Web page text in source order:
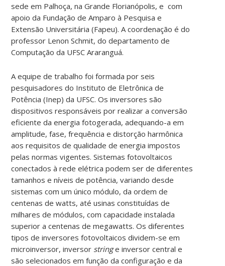
sede em Palhoça, na Grande Florianópolis, e com
apoio da Fundação de Amparo à Pesquisa e
Extensão Universitária (Fapeu). A coordenação é do
professor Lenon Schmit, do departamento de
Computação da UFSC Araranguá.
A equipe de trabalho foi formada por seis
pesquisadores do Instituto de Eletrônica de
Potência (Inep) da UFSC. Os inversores são
dispositivos responsáveis por realizar a conversão
eficiente da energia fotogerada, adequando-a em
amplitude, fase, frequência e distorção harmônica
aos requisitos de qualidade de energia impostos
pelas normas vigentes. Sistemas fotovoltaicos
conectados à rede elétrica podem ser de diferentes
tamanhos e níveis de potência, variando desde
sistemas com um único módulo, da ordem de
centenas de watts, até usinas constituídas de
milhares de módulos, com capacidade instalada
superior a centenas de megawatts. Os diferentes
tipos de inversores fotovoltaicos dividem-se em
microinversor, inversor stringe inversor central e
são selecionados em função da configuração e da